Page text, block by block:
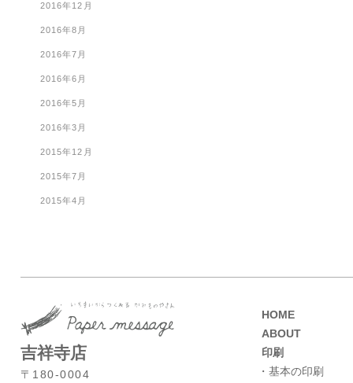
2016年12月
2016年8月
2016年7月
2016年6月
2016年5月
2016年3月
2015年12月
2015年7月
2015年4月
吉祥寺店
〒180-0004
HOME
ABOUT
印刷
・基本の印刷